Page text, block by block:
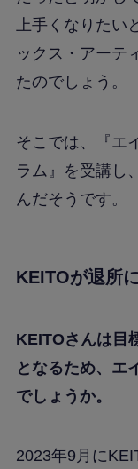
上手くなりたい
ックス・アーテ
たのでしょう。
そこでは、『エ
ラム』を受講し
んだそうです。
KEITOが退所
KEITOさんは目
となるため、エ
でしょうか。
2023年9月に